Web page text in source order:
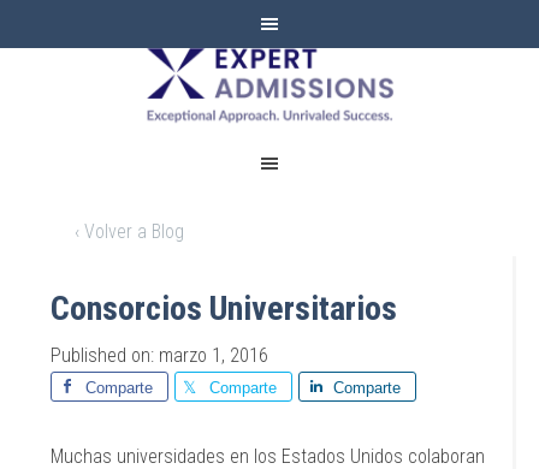
EXPERT
ADMISSIONS
‹ Volver a Blog
Consorcios Universitarios
Published on: marzo 1, 2016
Comparte Comparte Comparte
Muchas universidades en los Estados Unidos colaboran